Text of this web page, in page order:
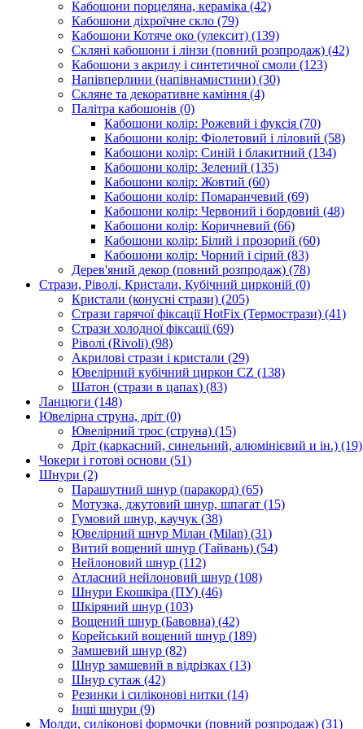
Кабошони порцеляна, кераміка (42)
Кабошони діхроїчне скло (79)
Кабошони Котяче око (улексит) (139)
Скляні кабошони і лінзи (повний розпродаж) (42)
Кабошони з акрилу і синтетичної смоли (123)
Напівперлини (напівнамистини) (30)
Скляне та декоративне каміння (4)
Палітра кабошонів (0)
Кабошони колір: Рожевий і фуксія (70)
Кабошони колір: Фіолетовий і ліловий (58)
Кабошони колір: Синій і блакитний (134)
Кабошони колір: Зелений (135)
Кабошони колір: Жовтий (60)
Кабошони колір: Помаранчевий (69)
Кабошони колір: Червоний і бордовий (48)
Кабошони колір: Коричневий (66)
Кабошони колір: Білий і прозорий (60)
Кабошони колір: Чорний і сірий (83)
Дерев'яний декор (повний розпродаж) (78)
Стрази, Ріволі, Кристали, Кубічний цирконій (0)
Кристали (конусні стрази) (205)
Стрази гарячої фіксації HotFix (Термострази) (41)
Стрази холодної фіксації(69)
Ріволі (Rivoli) (98)
Акрилові стрази і кристали (29)
Ювелірний кубічний циркон CZ (138)
Шатон (стрази в цапах) (83)
Ланцюги (148)
Ювелірна струна, дріт (0)
Ювелірний трос (струна) (15)
Дріт (каркасний, синельний, алюмінієвий и ін.) (19)
Чокери і готові основи (51)
Шнури (2)
Парашутний шнур (паракорд) (65)
Мотузка, джутовий шнур, шпагат (15)
Гумовий шнур, каучук (38)
Ювелірний шнур Мілан (Milan) (31)
Витий вощений шнур (Тайвань) (54)
Нейлоновий шнур (112)
Атласний нейлоновий шнур (108)
Шнури Екошкіра (ПУ) (46)
Шкіряний шнур (103)
Вощений шнур (Бавовна) (42)
Корейський вощений шнур (189)
Замшевий шнур (82)
Шнур замшевий в відрізках (13)
Шнур сутаж (42)
Резинки і силіконові нитки (14)
Інші шнури (9)
Молди, силіконові формочки (повний розпродаж) (31)